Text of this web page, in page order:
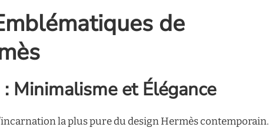
de
Minimalisme et Élégance
la plus pure du design Hermès contemporain.